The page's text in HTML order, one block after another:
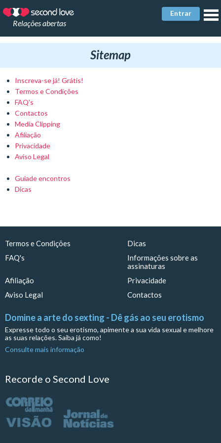
Relações abertas
Entrar
Sitemap
Inscreva-se já! Grátis!
Termos e Condições
FAQ's
Contactos
Media Clipping
Afiliação
Privacidade
Aviso Legal
Guiade encontros
Dicas
Termos e Condições
Dicas
FAQ's
Informações sobre as
assinaturas
Afiliação
Privacidade
Aviso Legal
Contactos
Domine a arte do sexting - Dê gás ao seu erotismo
Expresse todo o seu erotismo, apimente a sua vida sexual e melhore
as suas relações. Saiba já como!
Consulte mais informação
Recorde o Second Love